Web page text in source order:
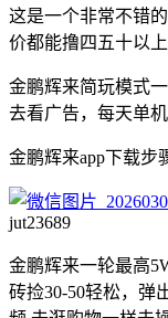
这是一个非常不错
价都能撸四五十以上
金鹏辉来简玩模式
去看广告，每天单
金鹏辉来app下载步
jut23689
金鹏辉来一轮最高
砖捡30-50轻松，弹